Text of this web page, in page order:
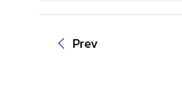
c
Prev